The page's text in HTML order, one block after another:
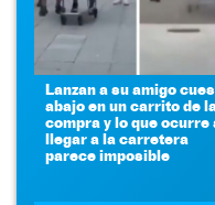
Lanzan a su amigo
abajo en un carrito de
compra y lo que ocurre
llegar a la carretera
parece imposible